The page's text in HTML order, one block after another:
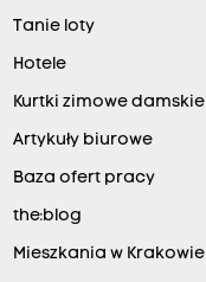
Tanie loty
Hotele
Kurtki zimowe damskie
Artykuły biurowe
Baza ofert pracy
the:blog
Mieszkania w Krakowie